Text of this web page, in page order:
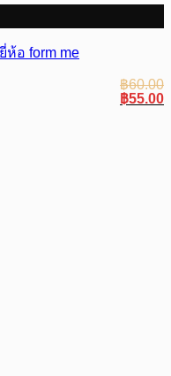
อ form me
฿60.00
Original
฿55.00